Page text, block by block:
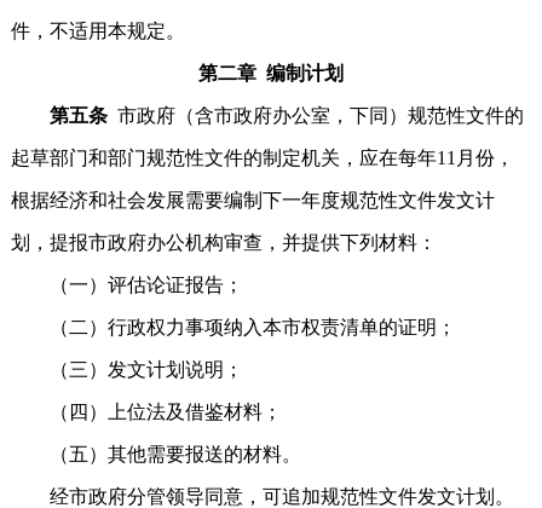
件，不适用本规定。
第二章 编制计划
第五条 市政府（含市政府办公室，下同）规范性文件的
起草部门和部门规范性文件的制定机关，应在每年11月份，
根据经济和社会发展需要编制下一年度规范性文件发文计
划，提报市政府办公机构审查，并提供下列材料：
（一）评估论证报告；
（二）行政权力事项纳入本市权责清单的证明；
（三）发文计划说明；
（四）上位法及借鉴材料；
（五）其他需要报送的材料。
经市政府分管领导同意，可追加规范性文件发文计划。